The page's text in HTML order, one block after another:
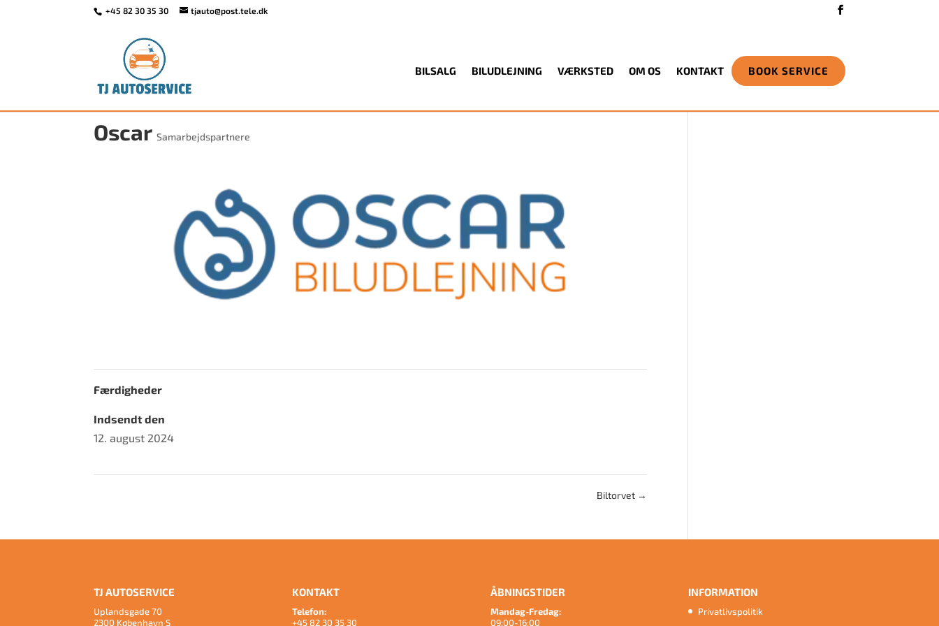
+45 82 30 35 30 tjauto@post.tele.dk
BILSALG BILUDLEJNING VÆRKSTED OM OS KONTAKT BOOK SERVICE
Oscar Samarbejdspartnere
Færdigheder
Indsendt den
12. august 2024
Biltorvet →
TJ AUTOSERVICE
Uplandsgade 70
2300 København S
KONTAKT
Telefon:
+45 82 30 35 30
ÅBNINGSTIDER
Mandag-Fredag:
09:00-16:00
INFORMATION
Privatlivspolitik